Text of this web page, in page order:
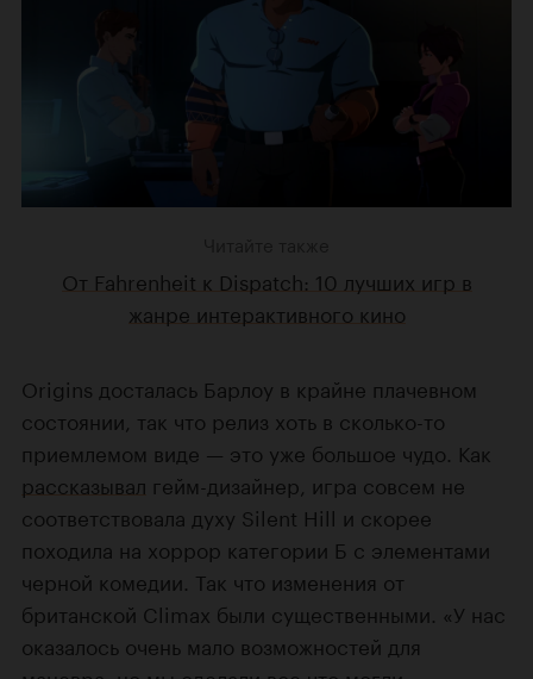
От Fahrenheit к Dispatch: 10 лучших игр в
жанре интерактивного кино
Origins досталась Барлоу в крайне плачевном
состоянии, так что релиз хоть в сколько-то
приемлемом виде — это уже большое чудо. Как
рассказывал гейм-дизайнер, игра совсем не
соответствовала духу Silent Hill и скорее
походила на хоррор категории Б с элементами
черной комедии. Так что изменения от
британской Climax были существенными. «У нас
оказалось очень мало возможностей для